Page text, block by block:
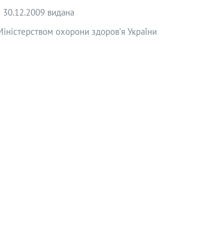
30.12.2009 видана
охорони здоров’я України